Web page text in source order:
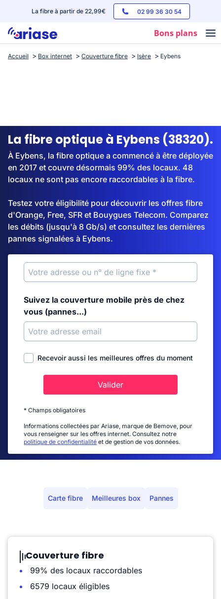
La fibre à partir de 22,99€ 02 99 36 30 54
Bons plans
Box internet
Streaming
Accueil Box internet Couverture fibre Isère Eybens
La fibre optique à Eybens (38320).
À Eybens, la fibre optique a commencé à être déployée
en 2017 et couvre désormais 99% des locaux. 48
locaux ne sont pas encore raccordables à la fibre.
Testez votre éligibilité pour découvrir les offres fibre
d'Orange, Free, SFR et Bouygues Telecom. Comparez
les débits (jusqu'à 8 Gb/s) et consultez les dernières
pannes signalées à Eybens.
Suivez la couverture mobile près de chez
vous (pannes...)
Recevoir aussi les meilleures offres du moment
Valider
* Champs obligatoires
Informations collectées par Ariase, marque de Bemove, pour
vous renseigner sur les offres internet. Consultez notre
politique de confidentialité et de gestion de vos données.
Carte fibre Meilleures box Pannes
Couverture fibre
99% des locaux raccordables
6579 locaux éligibles